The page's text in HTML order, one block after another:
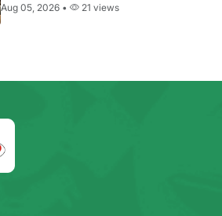
Aug 05, 2026 • 21 views